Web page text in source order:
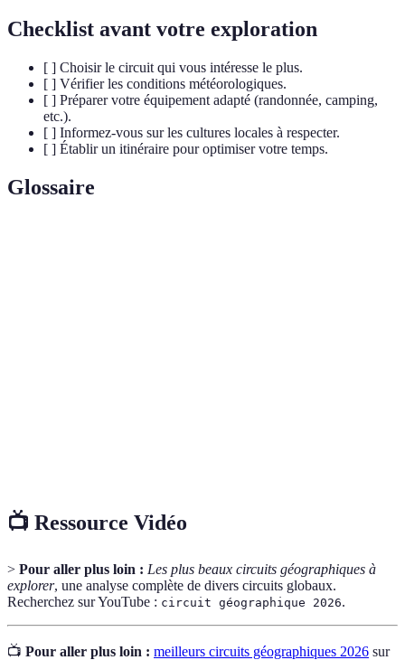
Checklist avant votre exploration
[ ] Choisir le circuit qui vous intéresse le plus.
[ ] Vérifier les conditions météorologiques.
[ ] Préparer votre équipement adapté (randonnée, camping,
etc.).
[ ] Informez-vous sur les cultures locales à respecter.
[ ] Établir un itinéraire pour optimiser votre temps.
Glossaire
📺 Ressource Vidéo
> Pour aller plus loin : Les plus beaux circuits géographiques à
explorer, une analyse complète de divers circuits globaux.
Recherchez sur YouTube : circuit géographique 2026.
📺 Pour aller plus loin : meilleurs circuits géographiques 2026 sur